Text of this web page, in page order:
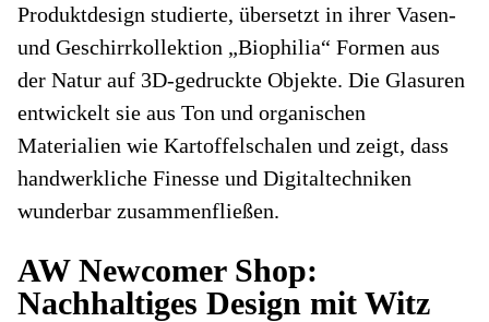
Produktdesign studierte, übersetzt in ihrer Vasen-
und Geschirrkollektion „Biophilia“ Formen aus
der Natur auf 3D-gedruckte Objekte. Die Glasuren
entwickelt sie aus Ton und organischen
Materialien wie Kartoffelschalen und zeigt, dass
handwerkliche Finesse und Digitaltechniken
wunderbar zusammenfließen.
AW Newcomer Shop:
Nachhaltiges Design mit Witz